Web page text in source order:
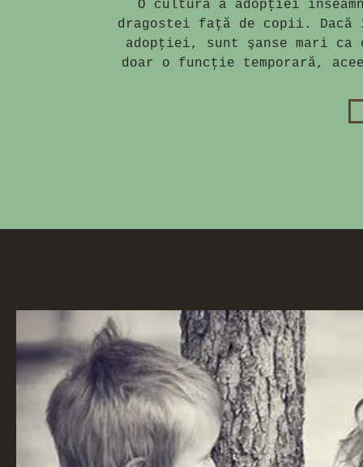
O cultură a adopţiei
dragostei faţă de copii. Dacă
adopţiei, sunt şanse mari ca
doar o funcţie temporară,